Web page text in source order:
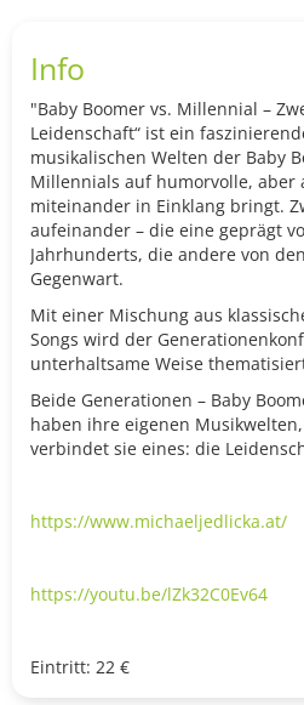
Info
"Baby Boomer vs. Millennial –
Leidenschaft“ ist ein
musikalischen Welten der Baby
Millennials auf humorvolle, aber
miteinander in Einklang bringt.
aufeinander – die eine geprägt
Jahrhunderts, die andere von
Gegenwart.
Mit einer Mischung aus
Songs wird der
unterhaltsame Weise
Beide Generationen – Baby
haben ihre eigenen
verbindet sie eines: die
https://www.michaeljedlicka.at/
https://youtu.be/lZk32C0Ev64
Eintritt: 22 €